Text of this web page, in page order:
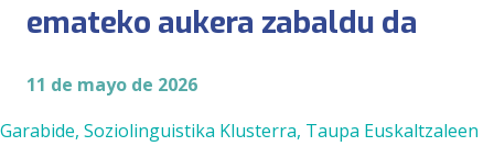
emateko aukera zabaldu da
11 de mayo de 2026
Garabide, Soziolinguistika Klusterra, Taupa Euskaltzaleen